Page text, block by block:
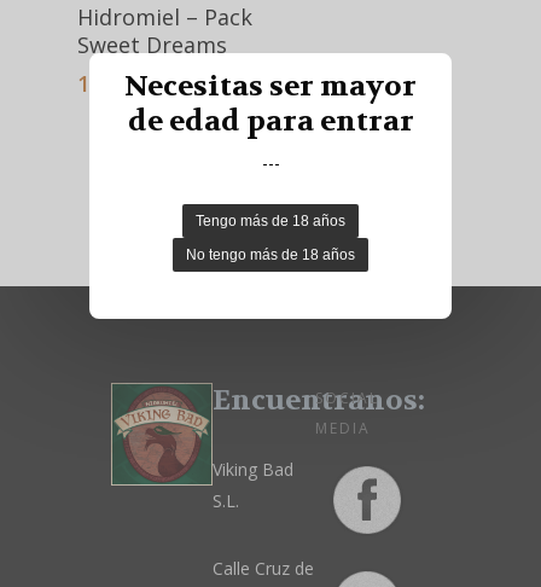
Las
opciones
se
elegir
en
página
Hidromiel – Pack
Sweet Dreams
14,80€
Encuentranos:
Viking Bad
S.L.
Calle Cruz de
SOCIAL
MEDIA
Necesitas ser mayor
de edad para entrar
---